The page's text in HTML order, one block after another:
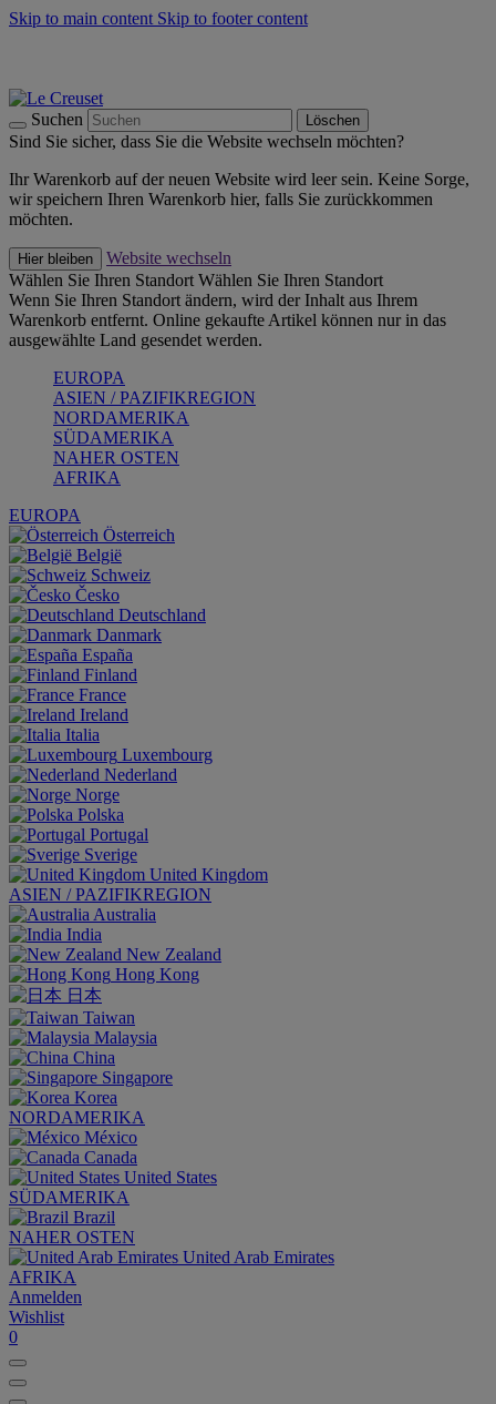
Skip to main content Skip to footer content
Suchen Löschen
Sind Sie sicher, dass Sie die Website wechseln möchten?
Ihr Warenkorb auf der neuen Website wird leer sein. Keine Sorge,
wir speichern Ihren Warenkorb hier, falls Sie zurückkommen
möchten.
Hier bleiben
Website wechseln
Wählen Sie Ihren Standort Wählen Sie Ihren Standort
Wenn Sie Ihren Standort ändern, wird der Inhalt aus Ihrem
Warenkorb entfernt. Online gekaufte Artikel können nur in das
ausgewählte Land gesendet werden.
EUROPA
ASIEN / PAZIFIKREGION
NORDAMERIKA
SÜDAMERIKA
NAHER OSTEN
AFRIKA
EUROPA
Österreich
België
Schweiz
Česko
Deutschland
Danmark
España
Finland
France
Ireland
Italia
Luxembourg
Nederland
Norge
Polska
Portugal
Sverige
United Kingdom
ASIEN / PAZIFIKREGION
Australia
India
New Zealand
Hong Kong
日本
Taiwan
Malaysia
China
Singapore
Korea
NORDAMERIKA
México
Canada
United States
SÜDAMERIKA
Brazil
NAHER OSTEN
United Arab Emirates
AFRIKA
Anmelden
Wishlist
0